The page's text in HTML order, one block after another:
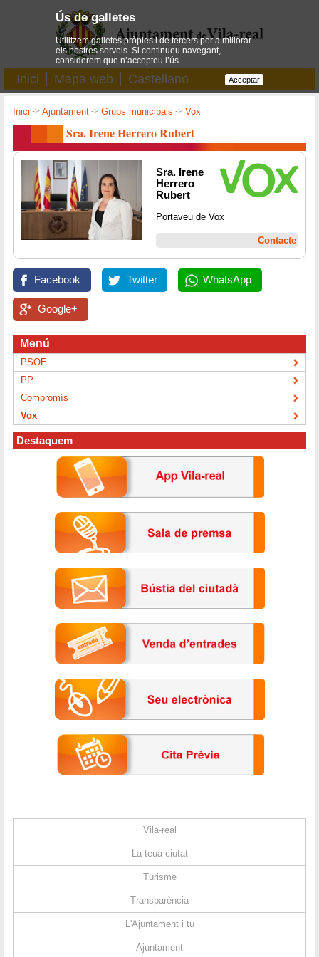
Inici Mapa web Castellano
Inici ->Ajuntament ->Grups municipals ->Vox
Sra. Irene Herrero Rubert
Sra. Irene
Herrero
Rubert
Portaveu de Vox
Contacte
Facebook Twitter WhatsApp
Google+
Menú
PSOE
PP
Compromís
Vox
Destaquem
Vila-real
La teua ciutat
Turisme
Transparència
L'Ajuntament i tu
Ajuntament
Ús de galletes
Utilitzem galletes pròpies i de tercers per a millorar
els nostres serveis. Si continueu navegant,
considerem que n’accepteu l’ús.
Acceptar